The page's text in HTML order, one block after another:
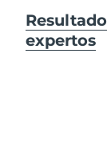
expertos